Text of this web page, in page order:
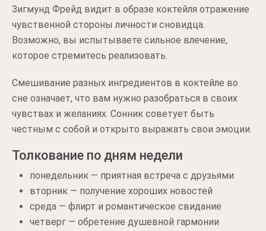
Зигмунд Фрейд видит в образе коктейля отражение
чувственной стороны личности сновидца.
Возможно, вы испытываете сильное влечение,
которое стремитесь реализовать.
Смешивание разных ингредиентов в коктейле во
сне означает, что вам нужно разобраться в своих
чувствах и желаниях. Сонник советует быть
честным с собой и открыто выражать свои эмоции.
Толкование по дням недели
понедельник — приятная встреча с друзьями
вторник — получение хороших новостей
среда — флирт и романтическое свидание
четверг — обретение душевной гармонии